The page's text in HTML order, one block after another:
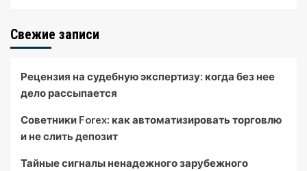
Свежие записи
Рецензия на судебную экспертизу: когда без нее
дело рассыпается
Советники Forex: как автоматизировать торговлю
и не слить депозит
Тайные сигналы ненадежного зарубежного